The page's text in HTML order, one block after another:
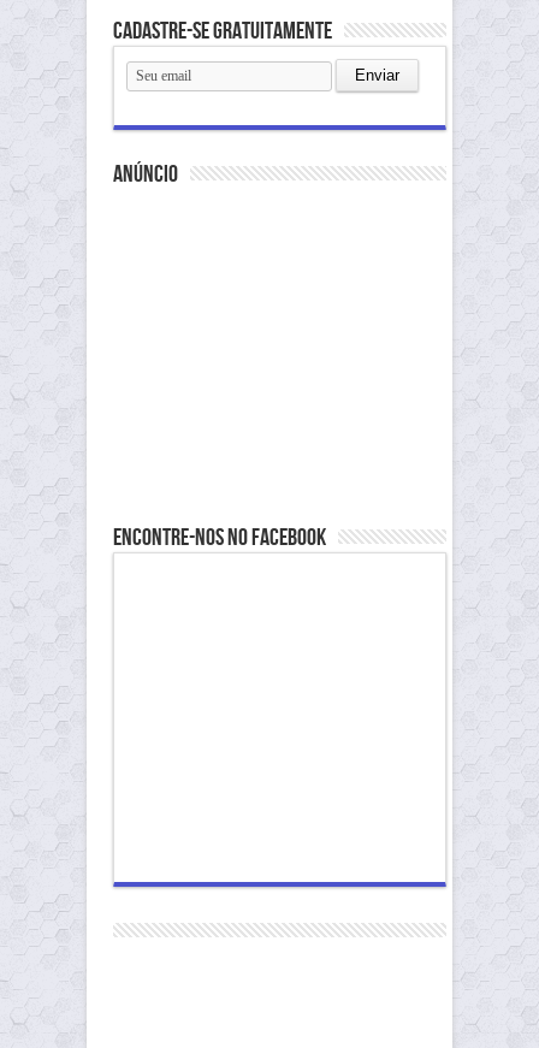
Cadastre-se gratuitamente
anúncio
Encontre-nos no Facebook